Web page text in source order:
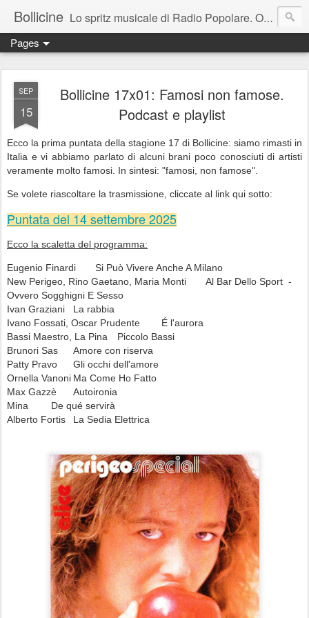
Bollicine Lo spritz musicale di Radio Popolare. Ogni domenica dalle 16.30 alle 17.30
Pages
SEP
15
Bollicine 17x01: Famosi non famose.
Podcast e playlist
Ecco la prima puntata della stagione 17 di Bollicine: siamo rimasti in
Italia e vi abbiamo parlato di alcuni brani poco conosciuti di artisti
veramente molto famosi. In sintesi: "famosi, non famose".
Se volete riascoltare la trasmissione, cliccate al link qui sotto:
Puntata del 14 settembre 2025
Ecco la scaletta del programma:
Eugenio Finardi
Si Può Vivere Anche A Milano
New Perigeo, Rino Gaetano, Maria Monti
Al Bar Dello Sport -
Ovvero Sogghigni E Sesso
Ivan Graziani
La rabbia
Ivano Fossati, Oscar Prudente
É l'aurora
Bassi Maestro, La Pina
Piccolo Bassi
Brunori Sas
Amore con riserva
Patty Pravo
Gli occhi dell'amore
Ornella Vanoni Ma Come Ho Fatto
Max Gazzè
Autoironia
Mina
De qué servirà
Alberto Fortis
La Sedia Elettrica